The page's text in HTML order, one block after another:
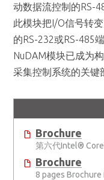
动数据流控制的RS-
此模块把I/O信号转
的RS-232或RS-485
NuDAM模块已成为
采集控制系统的关键
Brochure
Brochure